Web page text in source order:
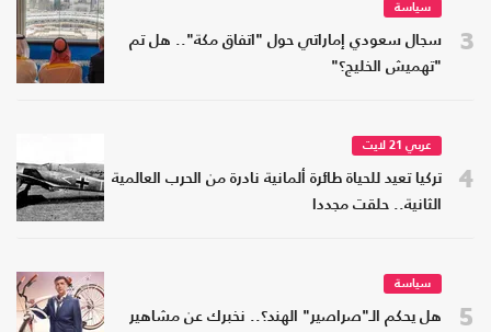
3
سياسة
سجال سعودي إماراتي حول "اتفاق مكة".. هل تم
"تهميش الخليج؟"
4
عربي 21 لايت
تركيا تعيد للحياة طائرة ألمانية نادرة من الحرب العالمية
الثانية.. حلقت مجددا
5
سياسة
هل يحكم الـ"صراصير" الهند؟.. نخبرك عن مشاهير